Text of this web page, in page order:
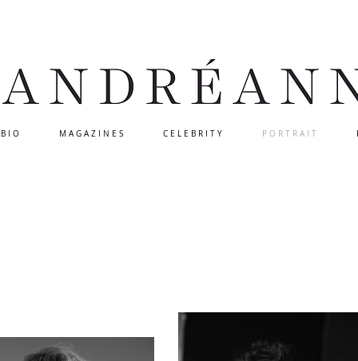
B I O M A G A Z I N E S C E L E B R I T Y P O R T R A I T